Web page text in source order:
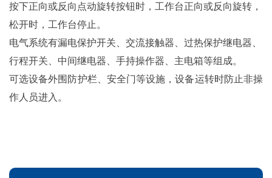
按下正向或反向点动旋转按钮时，工作台正向或反向旋转，
松开时，工作台停止。
电气系统有漏电保护开关、交流接触器、过热保护继电器、
行程开关、中间继电器、手持操作器、主电箱等组成。
可选设备外围防护栏、安全门等设施，设备运转时防止非操
作人员进入。